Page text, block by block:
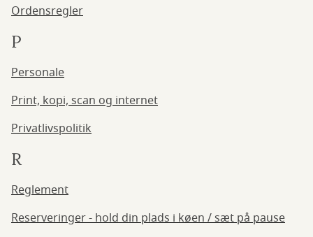
Ordensregler
P
Personale
Print, kopi, scan og internet
Privatlivspolitik
R
Reglement
Reserveringer - hold din plads i køen / sæt på pause